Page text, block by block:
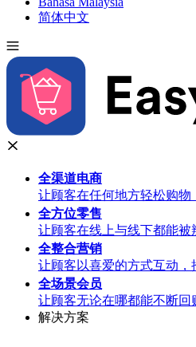
简体中文
全渠道电商
让顾客在任何地方轻松购
全方位零售
让顾客在线上与线下都能
全整合营销
让顾客以喜爱的方式互动
全场景会员
让顾客无论在哪都能不断回
解决方案